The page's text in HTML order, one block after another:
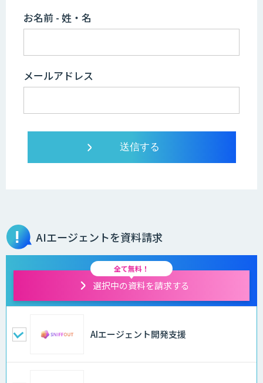
お名前 - 姓・名
メールアドレス
AIエージェントを資料請求
全て無料！
選択中の資料を請求する
AIエージェント開発支援